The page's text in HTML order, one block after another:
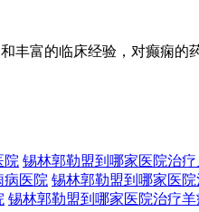
丰富的临床经验，对癫痫
院 锡林郭勒盟到哪家医院治
病医院 锡林郭勒盟到哪家医
锡林郭勒盟到哪家医院治疗